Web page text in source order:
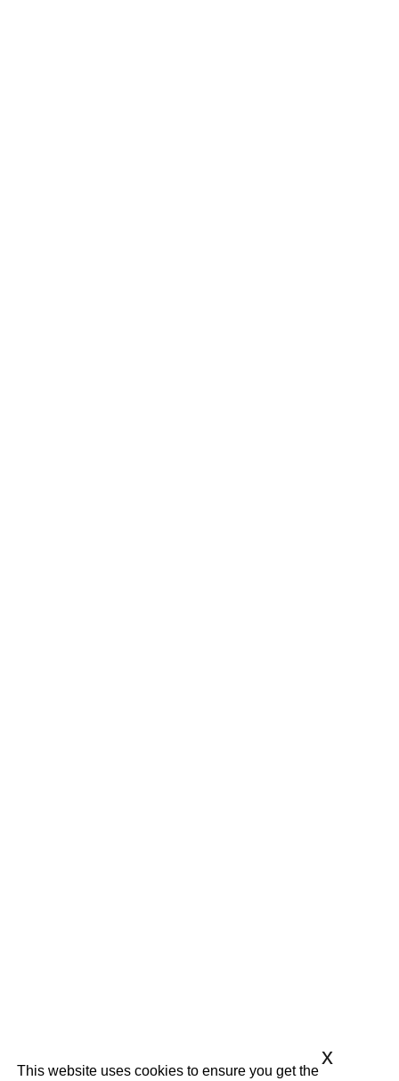
This website uses cookies to ensure you get the
x